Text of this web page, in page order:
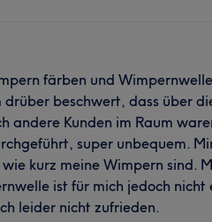
färben und
drüber beschwert, dass über
andere Kunden im Raum
super unbequem.
kurz meine Wimpern sind.
ist für mich jedoch nicht
leider nicht zufrieden.